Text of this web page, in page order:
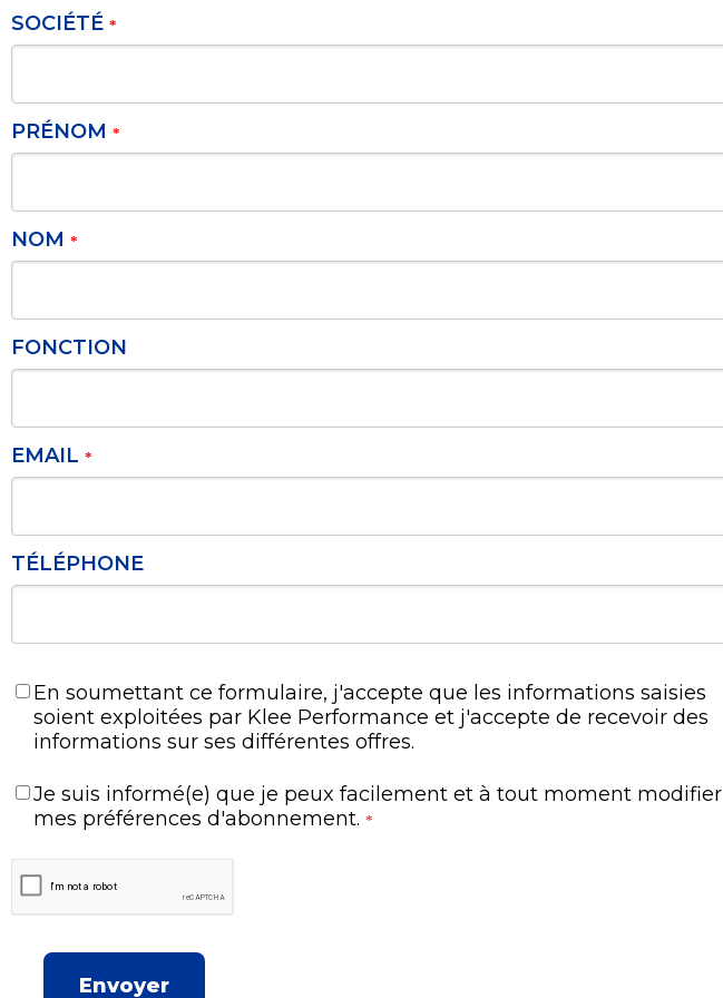
SOCIÉTÉ *
PRÉNOM *
NOM *
FONCTION
EMAIL *
TÉLÉPHONE
En soumettant ce formulaire, j'accepte que les informations saisies
soient exploitées par Klee Performance et j'accepte de recevoir des
informations sur ses différentes offres.
Je suis informé(e) que je peux facilement et à tout moment modifier
mes préférences d'abonnement. *